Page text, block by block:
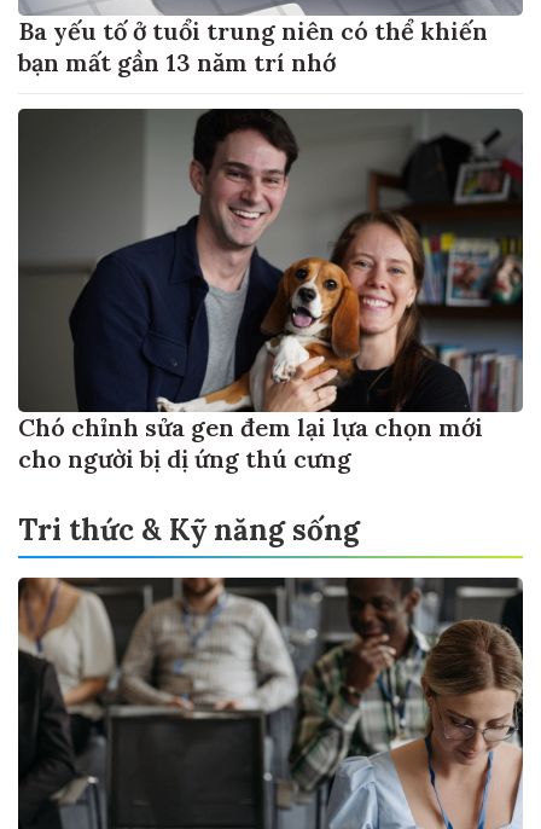
Ba yếu tố ở tuổi trung niên có thể khiến
bạn mất gần 13 năm trí nhớ
Chó chỉnh sửa gen đem lại lựa chọn mới
cho người bị dị ứng thú cưng
Tri thức & Kỹ năng sống